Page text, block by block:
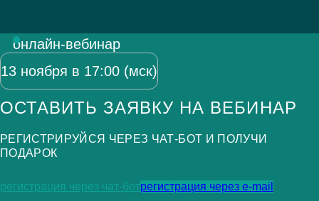
13 ноября в 17:00 (мск)
онлайн-вебинар
ОСТАВИТЬ ЗАЯВКУ НА ВЕБИНАР
РЕГИСТРИРУЙСЯ ЧЕРЕЗ ЧАТ-БОТ И ПОЛУЧИ
ПОДАРОК
регистрация через чат-ботрегистрация через e-mail